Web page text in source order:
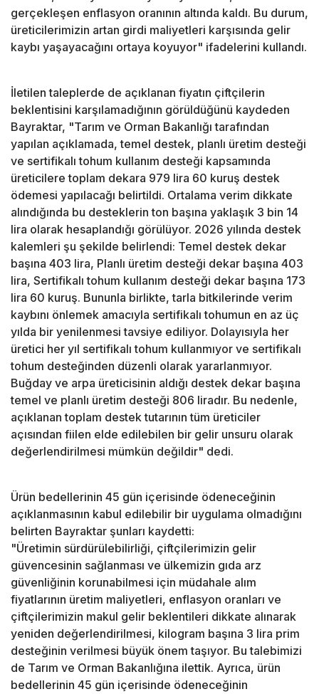
gerçekleşen enflasyon oranının altında kaldı. Bu durum,
üreticilerimizin artan girdi maliyetleri karşısında gelir
kaybı yaşayacağını ortaya koyuyor" ifadelerini kullandı.
İletilen taleplerde de açıklanan fiyatın çiftçilerin
beklentisini karşılamadığının görüldüğünü kaydeden
Bayraktar, "Tarım ve Orman Bakanlığı tarafından
yapılan açıklamada, temel destek, planlı üretim desteği
ve sertifikalı tohum kullanım desteği kapsamında
üreticilere toplam dekara 979 lira 60 kuruş destek
ödemesi yapılacağı belirtildi. Ortalama verim dikkate
alındığında bu desteklerin ton başına yaklaşık 3 bin 14
lira olarak hesaplandığı görülüyor. 2026 yılında destek
kalemleri şu şekilde belirlendi: Temel destek dekar
başına 403 lira, Planlı üretim desteği dekar başına 403
lira, Sertifikalı tohum kullanım desteği dekar başına 173
lira 60 kuruş. Bununla birlikte, tarla bitkilerinde verim
kaybını önlemek amacıyla sertifikalı tohumun en az üç
yılda bir yenilenmesi tavsiye ediliyor. Dolayısıyla her
üretici her yıl sertifikalı tohum kullanmıyor ve sertifikalı
tohum desteğinden düzenli olarak yararlanmıyor.
Buğday ve arpa üreticisinin aldığı destek dekar başına
temel ve planlı üretim desteği 806 liradır. Bu nedenle,
açıklanan toplam destek tutarının tüm üreticiler
açısından fiilen elde edilebilen bir gelir unsuru olarak
değerlendirilmesi mümkün değildir" dedi.
Ürün bedellerinin 45 gün içerisinde ödeneceğinin
açıklanmasının kabul edilebilir bir uygulama olmadığını
belirten Bayraktar şunları kaydetti:
"Üretimin sürdürülebilirliği, çiftçilerimizin gelir
güvencesinin sağlanması ve ülkemizin gıda arz
güvenliğinin korunabilmesi için müdahale alım
fiyatlarının üretim maliyetleri, enflasyon oranları ve
çiftçilerimizin makul gelir beklentileri dikkate alınarak
yeniden değerlendirilmesi, kilogram başına 3 lira prim
desteğinin verilmesi büyük önem taşıyor. Bu talebimizi
de Tarım ve Orman Bakanlığına ilettik. Ayrıca, ürün
bedellerinin 45 gün içerisinde ödeneceğinin